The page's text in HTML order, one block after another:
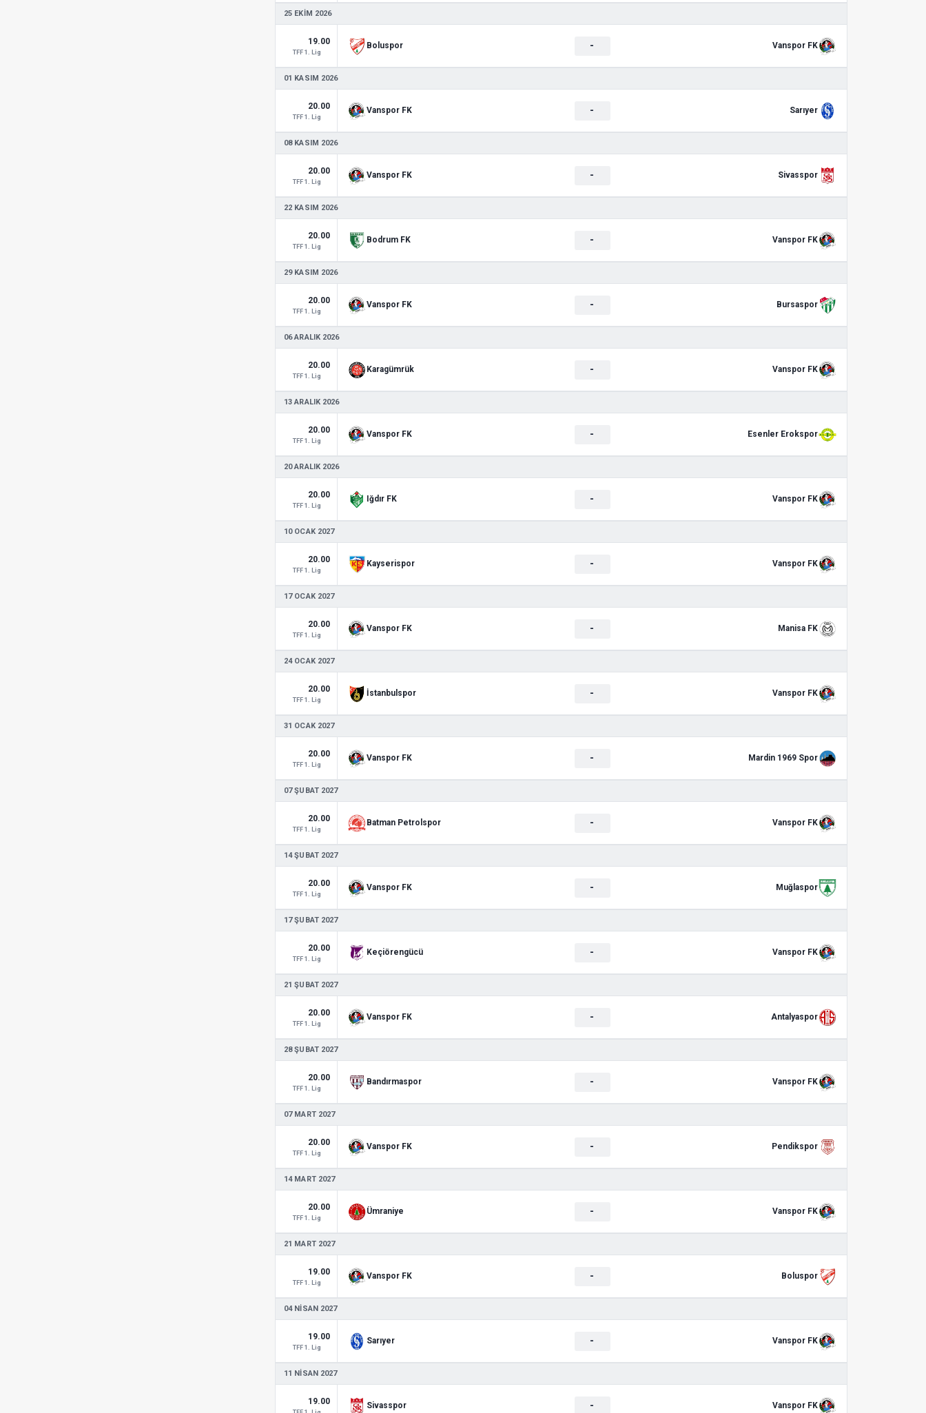
25 EKIM 2026
19.00
TFF 1. Lig
Boluspor - Vanspor FK
01 KASIM 2026
20.00
TFF 1. Lig
Vanspor FK - Sarıyer
08 KASIM 2026
20.00
TFF 1. Lig
Vanspor FK - Sivasspor
22 KASIM 2026
20.00
TFF 1. Lig
Bodrum FK - Vanspor FK
29 KASIM 2026
20.00
TFF 1. Lig
Vanspor FK - Bursaspor
06 ARALIK 2026
20.00
TFF 1. Lig
Karagümrük - Vanspor FK
13 ARALIK 2026
20.00
TFF 1. Lig
Vanspor FK - Esenler Erokspor
20 ARALIK 2026
20.00
TFF 1. Lig
Iğdır FK - Vanspor FK
10 OCAK 2027
20.00
TFF 1. Lig
Kayserispor - Vanspor FK
17 OCAK 2027
20.00
TFF 1. Lig
Vanspor FK - Manisa FK
24 OCAK 2027
20.00
TFF 1. Lig
İstanbulspor - Vanspor FK
31 OCAK 2027
20.00
TFF 1. Lig
Vanspor FK - Mardin 1969 Spor
07 ŞUBAT 2027
20.00
TFF 1. Lig
Batman Petrolspor - Vanspor FK
14 ŞUBAT 2027
20.00
TFF 1. Lig
Vanspor FK - Muğlaspor
17 ŞUBAT 2027
20.00
TFF 1. Lig
Keçiörengücü - Vanspor FK
21 ŞUBAT 2027
20.00
TFF 1. Lig
Vanspor FK - Antalyaspor
28 ŞUBAT 2027
20.00
TFF 1. Lig
Bandırmaspor - Vanspor FK
07 MART 2027
20.00
TFF 1. Lig
Vanspor FK - Pendikspor
14 MART 2027
20.00
TFF 1. Lig
Ümraniye - Vanspor FK
21 MART 2027
19.00
TFF 1. Lig
Vanspor FK - Boluspor
04 NISAN 2027
19.00
TFF 1. Lig
Sarıyer - Vanspor FK
11 NISAN 2027
19.00 Sivasspor - Vanspor FK